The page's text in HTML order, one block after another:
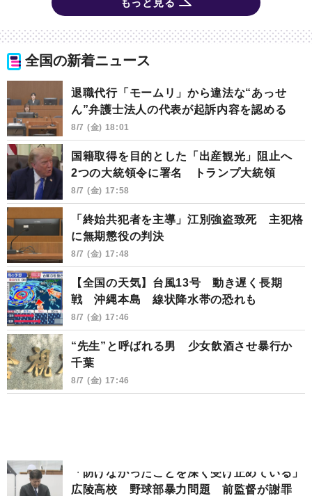
もっと見る
全国の新着ニュース
退職代行「モームリ」から違法な“あっせ
ん”弁護士法人の代表が起訴内容を認める
8/7 (金) 18:01
国籍取得を目的とした「出産観光」阻止へ
2つの大統領令に署名 トランプ大統領
8/7 (金) 17:58
「終始共犯者を主導」江別強盗致死 主犯格
に無期懲役の判決
8/7 (金) 17:48
【全国の天気】台風13号 動き遅く長期
戦 沖縄本島 線状降水帯の恐れも
8/7 (金) 17:46
“先生”と呼ばれる男 少女飲酒させ暴行か
千葉
8/7 (金) 17:46
「防げなかったことを深く受け止めている」
広陵高校 野球部暴力問題 前監督が謝罪